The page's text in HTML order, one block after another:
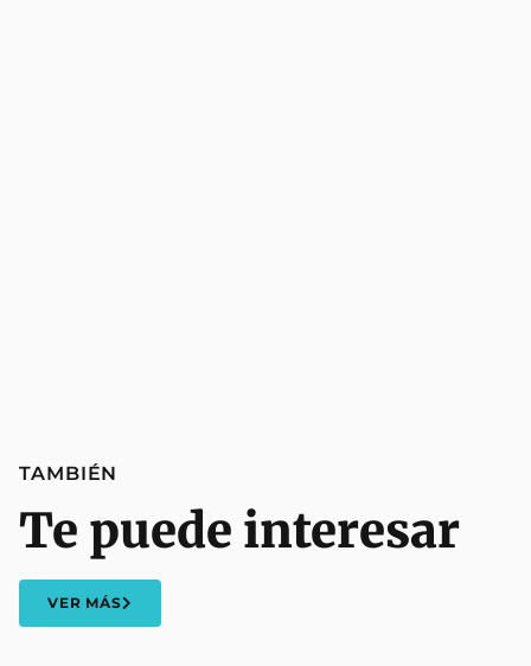
TAMBIÉN
Te puede interesar
VER MÁS